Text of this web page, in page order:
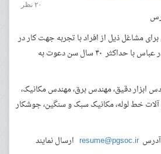
۲۰ نظر
برای مشاغل ذیل از افراد با تجربه جهت کار در
منطقه عملیاتی عسلویه/ بندر عباس با حداکثر ۴۰ سال سن دعوت به
ابزار دقیق، مهندس برق، مهندس مکانیک،
آلات خط لوله، مکانیک سبک و سنگین، جوشکار
resume@pgsoc.ir ارسال نمایند